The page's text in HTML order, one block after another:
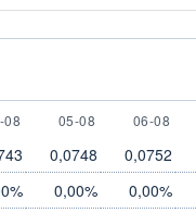
08 5 AUGUST
05-08 6 AUGUST
06-08
0,0748 0,0752
0,00% 0,00%